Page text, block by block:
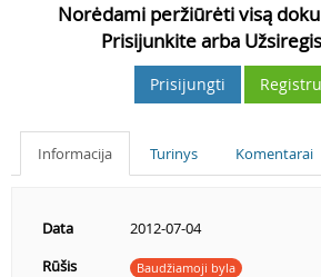
Norėdami peržiūrėti visą
Prisijunkite arba
Prisijungti
Informacija Turinys Komentarai
Data
2012-07-04
Rūšis
Baudžiamoji byla